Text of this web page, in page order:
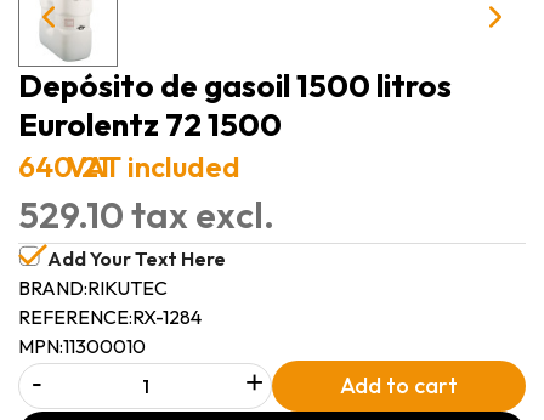
Depósito de gasoil 1500 litros
Eurolentz 72 1500
640.21VAT included
529.10 tax excl.
Add Your Text Here
BRAND:RIKUTEC
REFERENCE:RX-1284
MPN:11300010
- + Add to cart